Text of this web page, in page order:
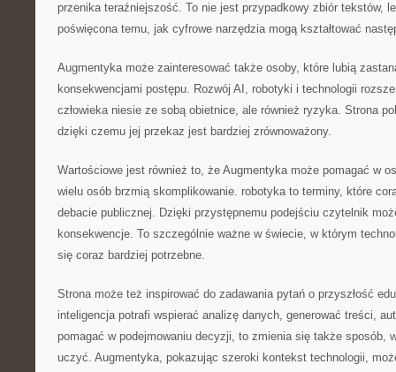
przenika teraźniejszość. To nie jest przypadkowy zbiór tekstów,
poświęcona temu, jak cyfrowe narzędzia mogą kształtować
Augmentyka może zainteresować także osoby, które lubią
konsekwencjami postępu. Rozwój AI, robotyki i technologii
człowieka niesie ze sobą obietnice, ale również ryzyka. Strona
dzięki czemu jej przekaz jest bardziej zrównoważony.
Wartościowe jest również to, że Augmentyka może pomagać w
wielu osób brzmią skomplikowanie. robotyka to terminy, które
debacie publicznej. Dzięki przystępnemu podejściu czytelnik
konsekwencje. To szczególnie ważne w świecie, w którym
się coraz bardziej potrzebne.
Strona może też inspirować do zadawania pytań o przyszłość
inteligencja potrafi wspierać analizę danych, generować treści,
pomagać w podejmowaniu decyzji, to zmienia się także sposób,
uczyć. Augmentyka, pokazując szeroki kontekst technologii,